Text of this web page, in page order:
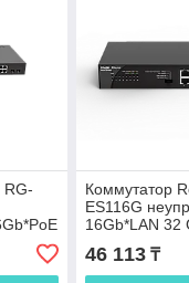
RG-
Коммутатор
ES116G
16Gb*LAN 32
46 113₸